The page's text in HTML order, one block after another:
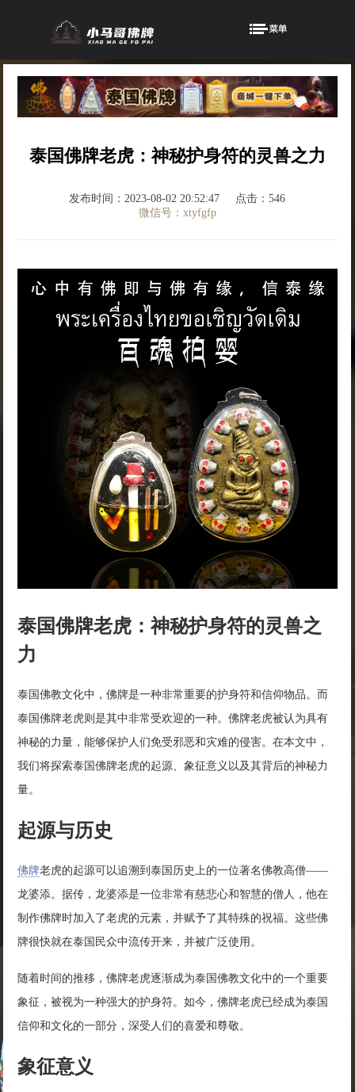
泰国佛牌老虎：神秘护身符的灵兽之力
发布时间：2023-08-02 20:52:47
点击：546
微信号：xtyfgfp
泰国佛牌老虎：神秘护身符的灵兽之
力
泰国佛教文化中，佛牌是一种非常重要的护身符和信仰物品。而
泰国佛牌老虎则是其中非常受欢迎的一种。佛牌老虎被认为具有
神秘的力量，能够保护人们免受邪恶和灾难的侵害。在本文中，
我们将探索泰国佛牌老虎的起源、象征意义以及其背后的神秘力
量。
起源与历史
佛牌老虎的起源可以追溯到泰国历史上的一位著名佛教高僧——
龙婆添。据传，龙婆添是一位非常有慈悲心和智慧的僧人，他在
制作佛牌时加入了老虎的元素，并赋予了其特殊的祝福。这些佛
牌很快就在泰国民众中流传开来，并被广泛使用。
随着时间的推移，佛牌老虎逐渐成为泰国佛教文化中的一个重要
象征，被视为一种强大的护身符。如今，佛牌老虎已经成为泰国
信仰和文化的一部分，深受人们的喜爱和尊敬。
象征意义